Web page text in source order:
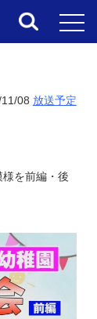
08 放送予定
を前編・後